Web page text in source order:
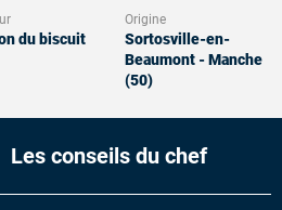
du biscuit
Origine
Sortosville-en-
Beaumont - Manche
(50)
Les conseils du chef